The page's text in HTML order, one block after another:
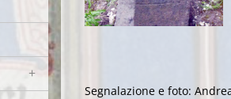
Segnalazione e foto: